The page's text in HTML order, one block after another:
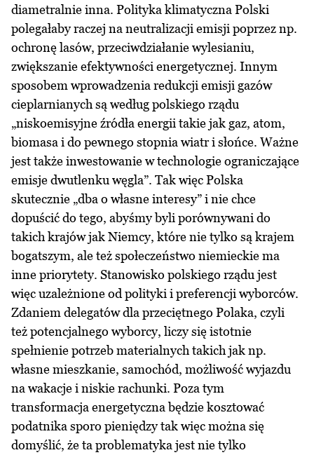
diametralnie inna. Polityka klimatyczna Polski
polegałaby raczej na neutralizacji emisji poprzez np.
ochronę lasów, przeciwdziałanie wylesianiu,
zwiększanie efektywności energetycznej. Innym
sposobem wprowadzenia redukcji emisji gazów
cieplarnianych są według polskiego rządu
„niskoemisyjne źródła energii takie jak gaz, atom,
biomasa i do pewnego stopnia wiatr i słońce. Ważne
jest także inwestowanie w technologie ograniczające
emisje dwutlenku węgla”. Tak więc Polska
skutecznie „dba o własne interesy” i nie chce
dopuścić do tego, abyśmy byli porównywani do
takich krajów jak Niemcy, które nie tylko są krajem
bogatszym, ale też społeczeństwo niemieckie ma
inne priorytety. Stanowisko polskiego rządu jest
więc uzależnione od polityki i preferencji wyborców.
Zdaniem delegatów dla przeciętnego Polaka, czyli
też potencjalnego wyborcy, liczy się istotnie
spełnienie potrzeb materialnych takich jak np.
własne mieszkanie, samochód, możliwość wyjazdu
na wakacje i niskie rachunki. Poza tym
transformacja energetyczna będzie kosztować
podatnika sporo pieniędzy tak więc można się
domyślić, że ta problematyka jest nie tylko